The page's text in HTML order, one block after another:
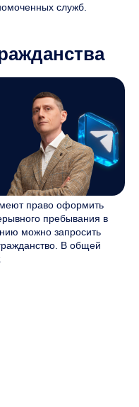
служб.
право оформить
пребывания в
можно запросить
В общей